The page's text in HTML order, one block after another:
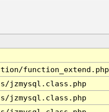
function_extend.php
jzmysql.class.php
jzmysql.class.php